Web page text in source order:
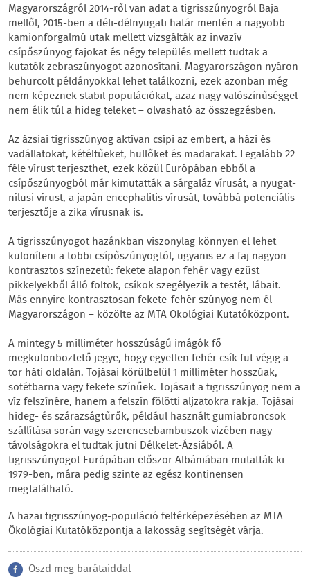
Magyarországról 2014-ről van adat a tigrisszúnyogról Baja
mellől, 2015-ben a déli-délnyugati határ mentén a nagyobb
kamionforgalmú utak mellett vizsgálták az invazív
csípőszúnyog fajokat és négy település mellett tudtak a
kutatók zebraszúnyogot azonosítani. Magyarországon nyáron
behurcolt példányokkal lehet találkozni, ezek azonban még
nem képeznek stabil populációkat, azaz nagy valószínűséggel
nem élik túl a hideg teleket – olvasható az összegzésben.
Az ázsiai tigrisszúnyog aktívan csípi az embert, a házi és
vadállatokat, kétéltűeket, hüllőket és madarakat. Legalább 22
féle vírust terjeszthet, ezek közül Európában ebből a
csípőszúnyogból már kimutatták a sárgaláz vírusát, a nyugat-
nílusi vírust, a japán encephalitis vírusát, továbbá potenciális
terjesztője a zika vírusnak is.
A tigrisszúnyogot hazánkban viszonylag könnyen el lehet
különíteni a többi csípőszúnyogtól, ugyanis ez a faj nagyon
kontrasztos színezetű: fekete alapon fehér vagy ezüst
pikkelyekből álló foltok, csíkok szegélyezik a testét, lábait.
Más ennyire kontrasztosan fekete-fehér szúnyog nem él
Magyarországon – közölte az MTA Ökológiai Kutatóközpont.
A mintegy 5 milliméter hosszúságú imágók fő
megkülönböztető jegye, hogy egyetlen fehér csík fut végig a
tor háti oldalán. Tojásai körülbelül 1 milliméter hosszúak,
sötétbarna vagy fekete színűek. Tojásait a tigrisszúnyog nem a
víz felszínére, hanem a felszín fölötti aljzatokra rakja. Tojásai
hideg- és szárazságtűrők, például használt gumiabroncsok
szállítása során vagy szerencsebambuszok vizében nagy
távolságokra el tudtak jutni Délkelet-Ázsiából. A
tigrisszúnyogot Európában először Albániában mutatták ki
1979-ben, mára pedig szinte az egész kontinensen
megtalálható.
A hazai tigrisszúnyog-populáció feltérképezésében az MTA
Ökológiai Kutatóközpontja a lakosság segítségét várja.
Oszd meg barátaiddal